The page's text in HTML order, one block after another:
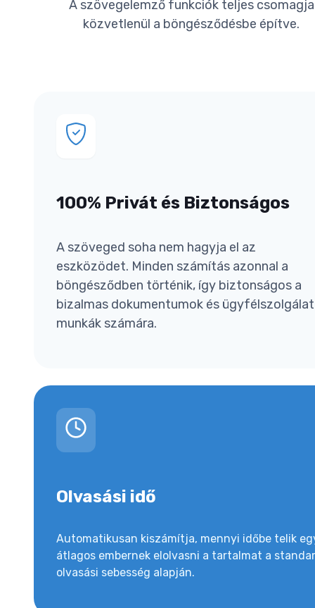
A szövegelemző funkciók teljes csomagja
közvetlenül a böngésződésbe építve.
100% Privát és Biztonságos
A szöveged soha nem hagyja el az
eszközödet. Minden számítás azonnal a
böngésződben történik, így biztonságos a
bizalmas dokumentumok és
munkák számára.
Olvasási idő
Automatikusan kiszámítja, mennyi időbe telik
átlagos embernek elolvasni a tartalmat a
olvasási sebesség alapján.